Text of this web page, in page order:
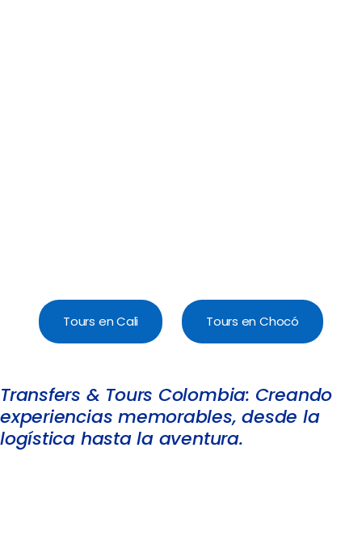
Tours en Cali Tours en Chocó
Transfers & Tours Colombia: Creando
experiencias memorables, desde la
logística hasta la aventura.